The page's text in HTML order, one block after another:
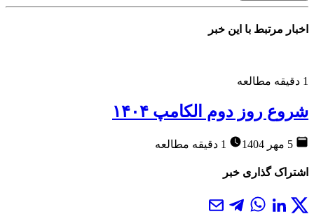
اخبار مرتبط با این خبر
1 دقیقه مطالعه
شروع روز دوم الکامپ ۱۴۰۴
1 دقیقه مطالعه
اشتراک گذاری خبر